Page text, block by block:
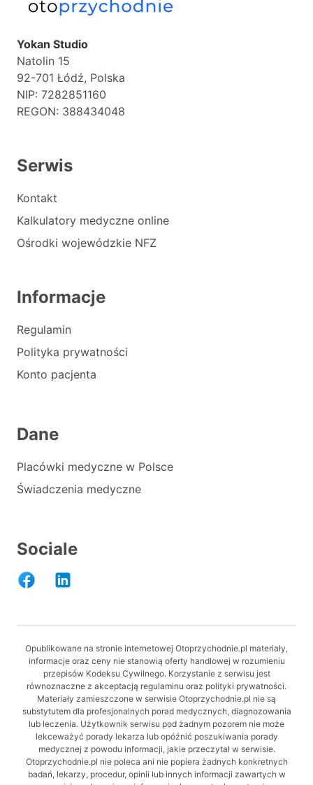
Yokan Studio
Natolin 15
92-701 Łódź, Polska
NIP: 7282851160
REGON: 388434048
Serwis
Kontakt
Kalkulatory medyczne online
Ośrodki wojewódzkie NFZ
Informacje
Regulamin
Polityka prywatności
Konto pacjenta
Dane
Placówki medyczne w Polsce
Świadczenia medyczne
Sociale
Opublikowane na stronie internetowej Otoprzychodnie.pl materiały,
informacje oraz ceny nie stanowią oferty handlowej w rozumieniu
przepisów Kodeksu Cywilnego. Korzystanie z serwisu jest
równoznaczne z akceptacją regulaminu oraz polityki prywatności.
Materiały zamieszczone w serwisie Otoprzychodnie.pl nie są
substytutem dla profesjonalnych porad medycznych, diagnozowania
lub leczenia. Użytkownik serwisu pod żadnym pozorem nie może
lekceważyć porady lekarza lub opóźnić poszukiwania porady
medycznej z powodu informacji, jakie przeczytał w serwisie.
Otoprzychodnie.pl nie poleca ani nie popiera żadnych konkretnych
badań, lekarzy, procedur, opinii lub innych informacji zawartych w